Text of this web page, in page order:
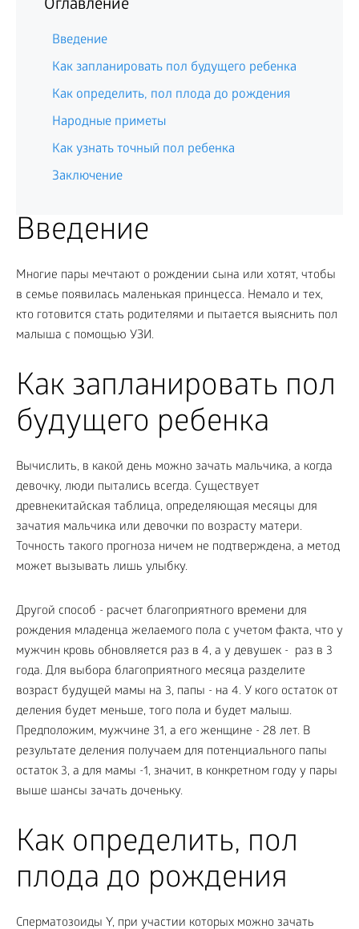
Оглавление
Введение
Как запланировать пол будущего ребенка
Как определить, пол плода до рождения
Народные приметы
Как узнать точный пол ребенка
Заключение
Введение
Многие пары мечтают о рождении сына или хотят, чтобы
в семье появилась маленькая принцесса. Немало и тех,
кто готовится стать родителями и пытается выяснить пол
малыша с помощью УЗИ.
Как запланировать пол
будущего ребенка
Вычислить, в какой день можно зачать мальчика, а когда
девочку, люди пытались всегда. Существует
древнекитайская таблица, определяющая месяцы для
зачатия мальчика или девочки по возрасту матери.
Точность такого прогноза ничем не подтверждена, а метод
может вызывать лишь улыбку.
Другой способ - расчет благоприятного времени для
рождения младенца желаемого пола с учетом факта, что у
мужчин кровь обновляется раз в 4, а у девушек - раз в 3
года. Для выбора благоприятного месяца разделите
возраст будущей мамы на 3, папы - на 4. У кого остаток от
деления будет меньше, того пола и будет малыш.
Предположим, мужчине 31, а его женщине - 28 лет. В
результате деления получаем для потенциального папы
остаток 3, а для мамы -1, значит, в конкретном году у пары
выше шансы зачать доченьку.
Как определить, пол
плода до рождения
Сперматозоиды Y, при участии которых можно зачать